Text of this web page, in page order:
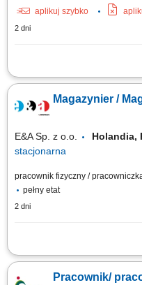
aplikuj szybko
2 dni
Opis stanowiska: realizacja
ciężkich elementów metalowych,
ciężarowych zgodnie z
Magazynier /
E&A Sp. z o.o.
stacjonarna
pracownik fizyczny /
pełny etat
2 dni
Zakres obowiązków: Zbieranie
wymagamy uprawnień ani
Pracownik/